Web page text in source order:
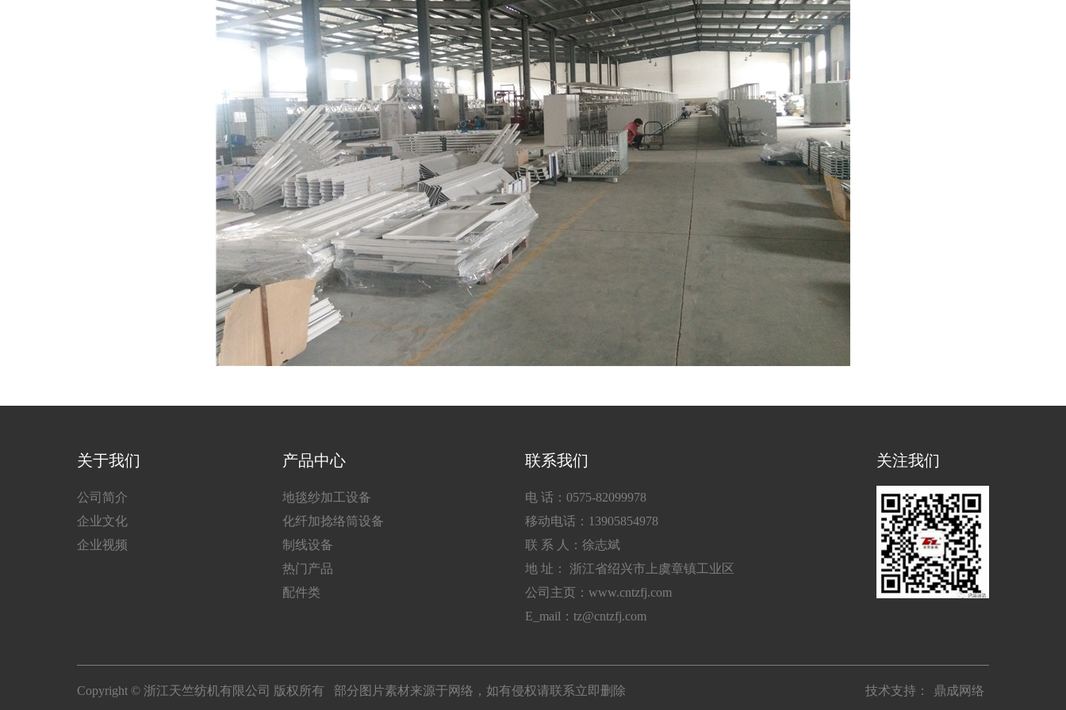
关于我们
公司简介
企业文化
企业视频
产品中心
地毯纱加工设备
化纤加捻络筒设备
制线设备
热门产品
配件类
联系我们
电 话：0575-82099978
移动电话：13905854978
联 系 人：徐志斌
地 址： 浙江省绍兴市上虞章镇工业区
公司主页：www.cntzfj.com
E_mail：tz@cntzfj.com
关注我们
Copyright © 浙江天竺纺机有限公司 版权所有 部分图片素材来源于网络，如有侵权请联系立即删除 技术支持： 鼎成网络